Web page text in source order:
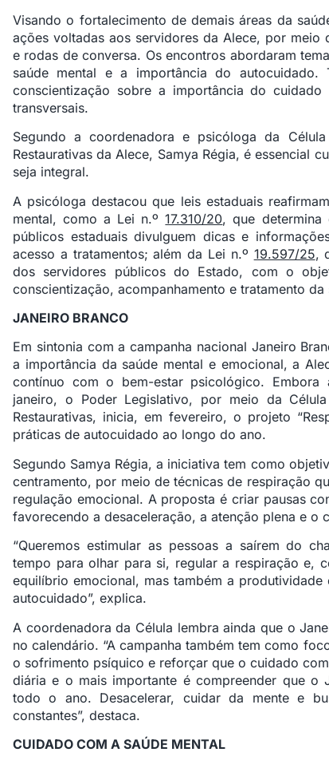
Visando o fortalecimento de demais áreas da
ações voltadas aos servidores da Alece, por
e rodas de conversa. Os encontros abordaram
saúde mental e a importância do autocuidado.
conscientização sobre a importância do
transversais.
Segundo a coordenadora e psicóloga da
Restaurativas da Alece, Samya Régia, é essencial
seja integral.
A psicóloga destacou que leis estaduais
mental, como a Lei n.º17.310/20, que determina
públicos estaduais divulguem dicas e
acesso a tratamentos; além da Lei n.º 19.597/25,
dos servidores públicos do Estado, com o
conscientização, acompanhamento e tratamento da
JANEIRO BRANCO
Em sintonia com a campanha nacional Janeiro
a importância da saúde mental e emocional, a
contínuo com o bem-estar psicológico. Embora
janeiro, o Poder Legislativo, por meio da
Restaurativas, inicia, em fevereiro, o projeto
práticas de autocuidado ao longo do ano.
Segundo Samya Régia, a iniciativa tem como
centramento, por meio de técnicas de respiração
regulação emocional. A proposta é criar pausas
favorecendo a desaceleração, a atenção plena e o
“Queremos estimular as pessoas a saírem do
tempo para olhar para si, regular a respiração e,
equilíbrio emocional, mas também a
autocuidado”, explica.
A coordenadora da Célula lembra ainda que o
no calendário. “A campanha também tem como
o sofrimento psíquico e reforçar que o cuidado
diária e o mais importante é compreender que o
todo o ano. Desacelerar, cuidar da mente e
constantes”, destaca.
CUIDADO COM A SAÚDE MENTAL